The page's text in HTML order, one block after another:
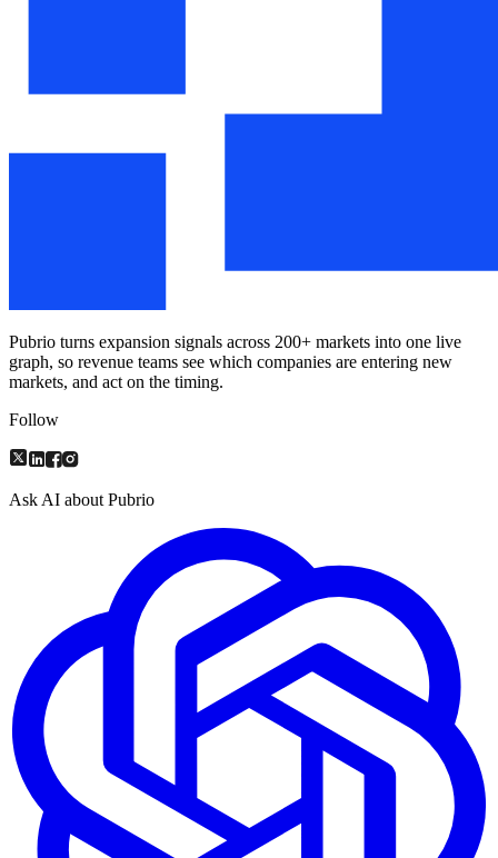
Pubrio turns expansion signals across 200+ markets into one live
graph, so revenue teams see which companies are entering new
markets, and act on the timing.
Follow
Ask AI about Pubrio